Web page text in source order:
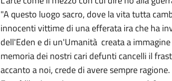
"A questo luogo sacro, dove la vita tutta
innocenti vittime di una efferata ira che ha
dell'Eden e di un'Umanità creata a
memoria dei nostri cari defunti cancelli il
accanto a noi, crede di avere sempre ragione.